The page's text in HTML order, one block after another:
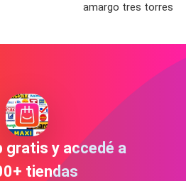
amargo tres torres
gratis y accedé a
tiendas